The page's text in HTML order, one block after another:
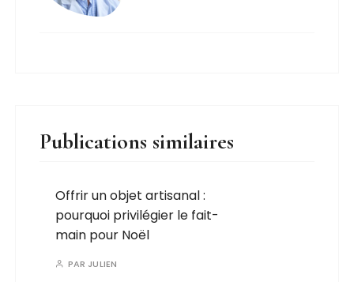
Publications similaires
Offrir un objet artisanal :
pourquoi privilégier le fait-
main pour Noël
PAR JULIEN